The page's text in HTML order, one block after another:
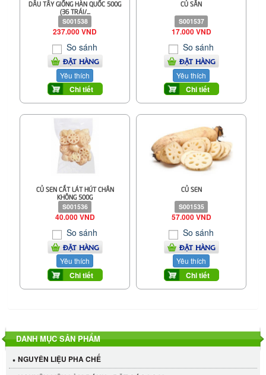
DÂU TÂY GIỐNG HÀN QUỐC 500G
(36 TRÁI/...
S001538
237.000 VND
So sánh
ĐẶT HÀNG
Yêu thích
Chi tiết
CỦ SẮN
S001537
17.000 VND
So sánh
ĐẶT HÀNG
Yêu thích
Chi tiết
CỦ SEN CẮT LÁT HÚT CHÂN
KHÔNG 500G
S001536
40.000 VND
So sánh
ĐẶT HÀNG
Yêu thích
Chi tiết
CỦ SEN
S001535
57.000 VND
So sánh
ĐẶT HÀNG
Yêu thích
Chi tiết
DANH MỤC SẢN PHẨM
NGUYÊN LIỆU PHA CHẾ